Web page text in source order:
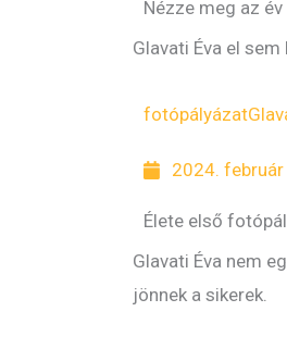
Nézze meg az
Glavati Éva el
fotópályázat
2024.
Élete első
Glavati Éva nem
jönnek a sikerek.